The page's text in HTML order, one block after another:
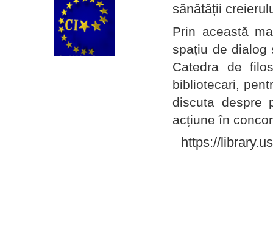
sănătății
Prin această
spațiu de dialog
Catedra de
bibliotecari,
discuta despre
acțiune în
https://